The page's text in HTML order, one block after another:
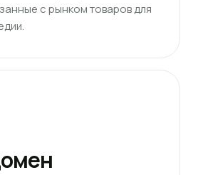
с рынком товаров для